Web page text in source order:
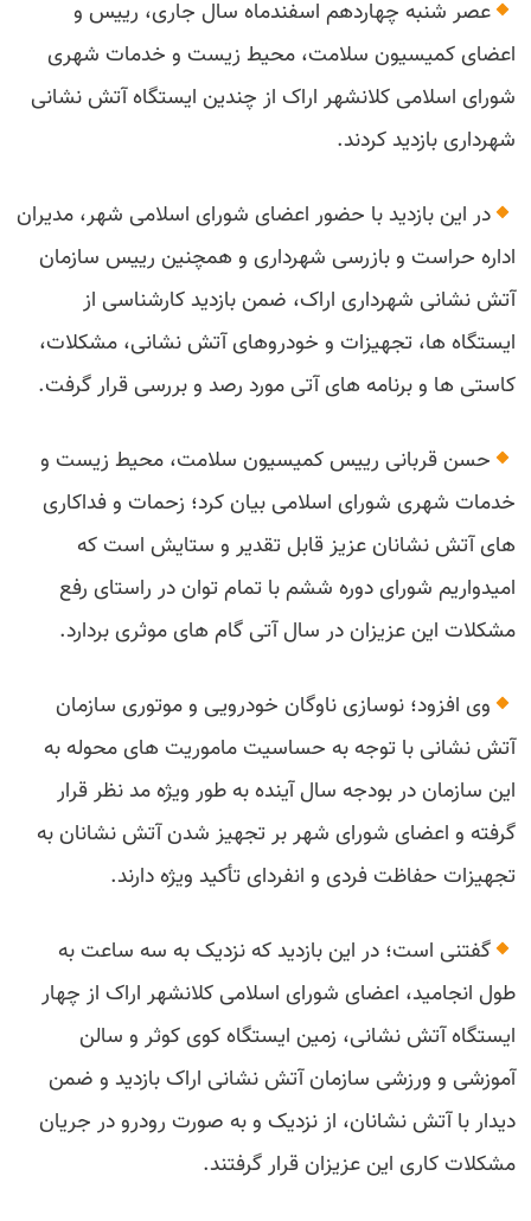
عصر شنبه چهاردهم اسفندماه سال جاری، رییس و
اعضای کمیسیون سلامت، محیط زیست و خدمات شهری
شورای اسلامی کلانشهر اراک از چندین ایستگاه آتش نشانی
شهرداری بازدید کردند.
در این بازدید با حضور اعضای شورای اسلامی شهر، مدیران
اداره حراست و بازرسی شهرداری و همچنین رییس سازمان
آتش نشانی شهرداری اراک، ضمن بازدید کارشناسی از
ایستگاه ها، تجهیزات و خودروهای آتش نشانی، مشکلات،
کاستی ها و برنامه های آتی مورد رصد و بررسی قرار گرفت.
حسن قربانی رییس کمیسیون سلامت، محیط زیست و
خدمات شهری شورای اسلامی بیان کرد؛ زحمات و فداکاری
های آتش نشانان عزیز قابل تقدیر و ستایش است که
امیدواریم شورای دوره ششم با تمام توان در راستای رفع
مشکلات این عزیزان در سال آتی گام های موثری بردارد.
وی افزود؛ نوسازی ناوگان خودرویی و موتوری سازمان
آتش نشانی با توجه به حساسیت ماموریت های محوله به
این سازمان در بودجه سال آینده به طور ویژه مد نظر قرار
گرفته و اعضای شورای شهر بر تجهیز شدن آتش نشانان به
تجهیزات حفاظت فردی و انفردای تأکید ویژه دارند.
گفتنی است؛ در این بازدید که نزدیک به سه ساعت به
طول انجامید، اعضای شورای اسلامی کلانشهر اراک از چهار
ایستگاه آتش نشانی، زمین ایستگاه کوی کوثر و سالن
آموزشی و ورزشی سازمان آتش نشانی اراک بازدید و ضمن
دیدار با آتش نشانان، از نزدیک و به صورت رودرو در جریان
مشکلات کاری این عزیزان قرار گرفتند.